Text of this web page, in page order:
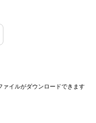
ァイルがダウンロードできます